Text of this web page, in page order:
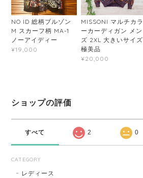
NO ID 総柄ブルゾン
M スカーフ柄 MA-1
ノーアイディー
¥19,000
MISSONI マルチカラ
ーカーディガン メン
ズ 2XL 大きいサイズ
極美品
¥20,000
ショップの評価
すべて 2 0
CATEGORY
レディース